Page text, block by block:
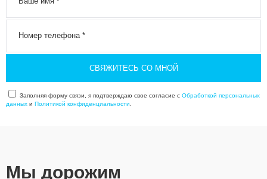
СВЯЖИТЕСЬ СО МНОЙ
Заполняя форму связи, я подтверждаю свое согласие с Обработкой персональных
данных и Политикой конфиденциальности
Мы дорожим